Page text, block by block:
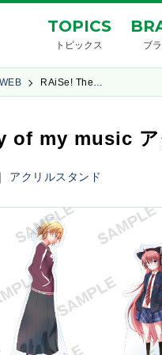
TOPICS
トピックス ブ
RAiSe! The…
of my music ア
アクリルスタンド